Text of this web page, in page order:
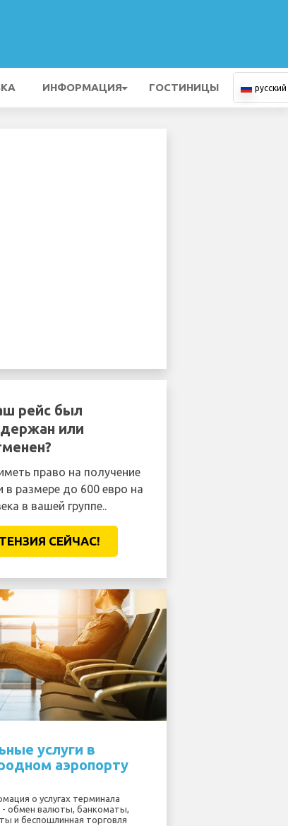
ИНФОРМАЦИЯ ГОСТИНИЦЫ русский
рейс был
или
право на получение
в размере до 600 евро на
в вашей группе..
CЕЙЧАС!
услуги в
аэропорту
о услугах терминала
- обмен валюты, банкоматы,
и беспошлинная торговля